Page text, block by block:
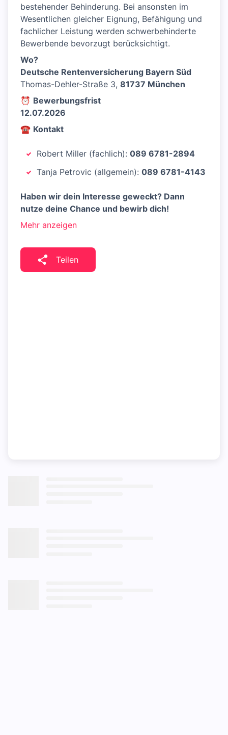
bestehender Behinderung. Bei ansonsten im
Wesentlichen gleicher Eignung, Befähigung und
fachlicher Leistung werden schwerbehinderte
Bewerbende bevorzugt berücksichtigt.
Wo?
Deutsche Rentenversicherung Bayern Süd
Thomas-Dehler-Straße 3, 81737 München
⏰ Bewerbungsfrist
12.07.2026
☎️ Kontakt
Robert Miller (fachlich): 089 6781-2894
Tanja Petrovic (allgemein): 089 6781-4143
Haben wir dein Interesse geweckt? Dann
nutze deine Chance und bewirb dich!
Mehr anzeigen
Teilen